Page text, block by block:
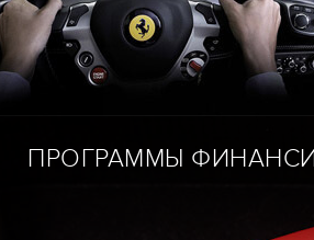
ПРОГРАММЫ